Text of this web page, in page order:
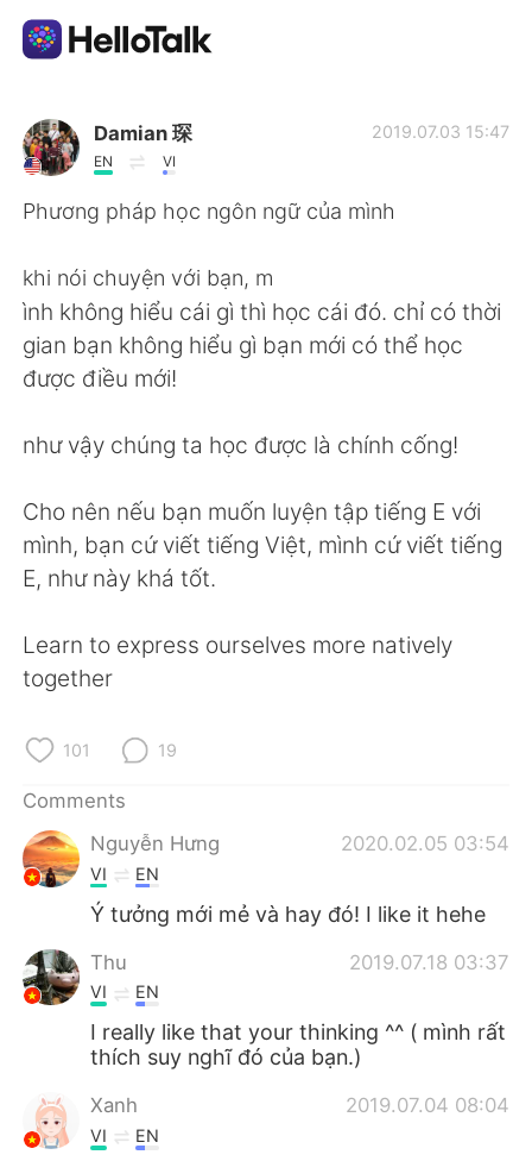
Language Exchange App
AI Grammar Checker
简体中文 繁體中文
日本語 한국어
Indonesia Italiano
Damian 琛
EN VI
2019.07.03 15:47
Phương pháp học ngôn ngữ của mình
khi nói chuyện với bạn, m
ình không hiểu cái gì thì học cái đó. chỉ có thời
gian bạn không hiểu gì bạn mới có thể học
được điều mới!
như vậy chúng ta học được là chính cống!
Cho nên nếu bạn muốn luyện tập tiếng E với
mình, bạn cứ viết tiếng Việt, mình cứ viết tiếng
E, như này khá tốt.
Learn to express ourselves more natively
together
101 19
Comments
Nguyễn Hưng
2020.02.05 03:54
VI EN
Ý tưởng mới mẻ và hay đó! I like it hehe
Thu 2019.07.18 03:37
VI EN
I really like that your thinking ^^ ( mình rất
thích suy nghĩ đó của bạn.)
Xanh 2019.07.04 08:04
VI EN